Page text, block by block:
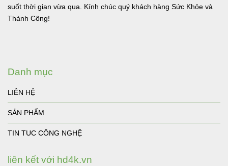
suốt thời gian vừa qua. Kính chúc quý khách hàng Sức Khỏe và
Thành Công!
Danh mục
LIÊN HỆ
SẢN PHẨM
TIN TUC CÔNG NGHỆ
liên kết với hd4k.vn